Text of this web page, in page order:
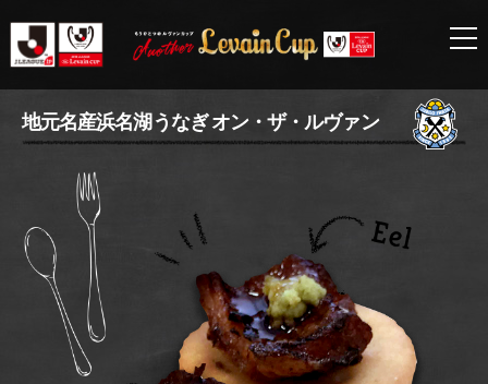
地元名産浜名湖うなぎ オン・ザ・ルヴァン